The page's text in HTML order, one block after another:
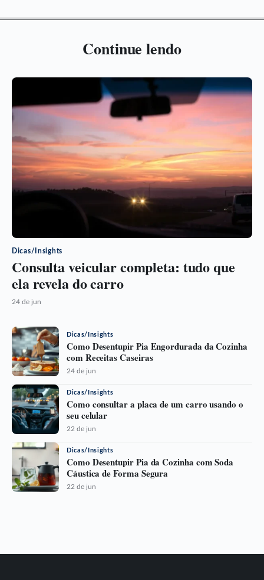
Continue lendo
Dicas/Insights
Consulta veicular completa: tudo que
ela revela do carro
24 de jun
Dicas/Insights
Como Desentupir Pia Engordurada da Cozinha
com Receitas Caseiras
24 de jun
Dicas/Insights
Como consultar a placa de um carro usando o
seu celular
22 de jun
Dicas/Insights
Como Desentupir Pia da Cozinha com Soda
Cáustica de Forma Segura
22 de jun